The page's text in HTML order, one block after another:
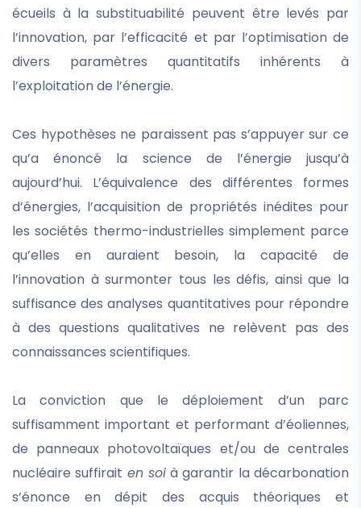
écueils à la substituabilité peuvent être levés par
l’innovation, par l’efficacité et par l’optimisation de
divers paramètres quantitatifs inhérents à
l’exploitation de l’énergie.
Ces hypothèses ne paraissent pas s’appuyer sur ce
qu’a énoncé la science de l’énergie jusqu’à
aujourd’hui. L’équivalence des différentes formes
d’énergies, l’acquisition de propriétés inédites pour
les sociétés thermo-industrielles simplement parce
qu’elles en auraient besoin, la capacité de
l’innovation à surmonter tous les défis, ainsi que la
suffisance des analyses quantitatives pour répondre
à des questions qualitatives ne relèvent pas des
connaissances scientifiques.
La conviction que le déploiement d’un parc
suffisamment important et performant d’éoliennes,
de panneaux photovoltaïques et/ou de centrales
nucléaire suffirait en soià garantir la décarbonation
s’énonce en dépit des acquis théoriques et